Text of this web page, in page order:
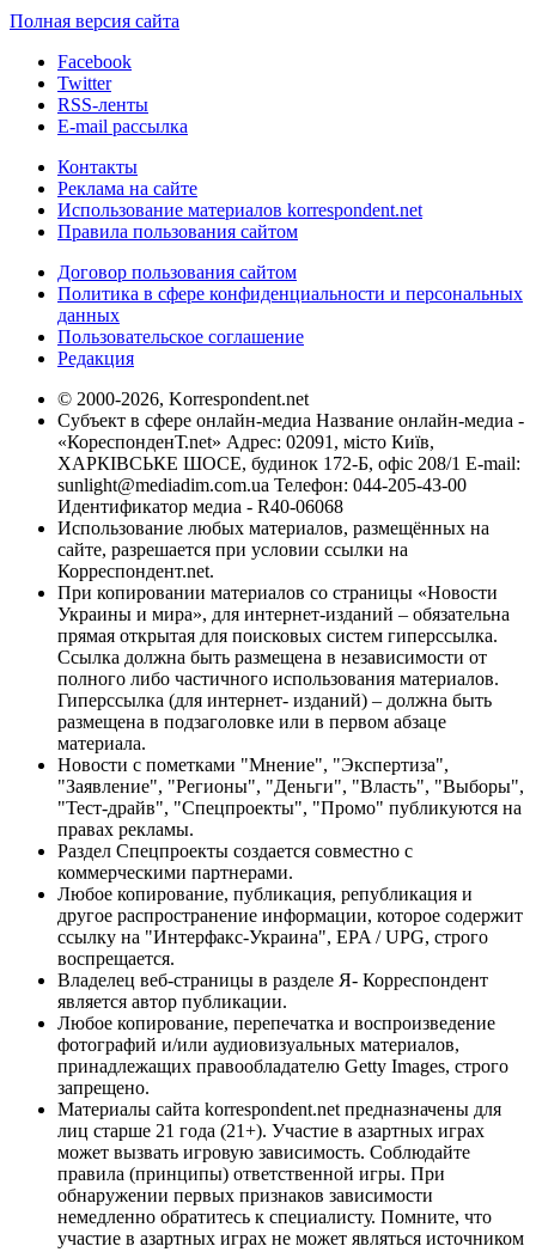
Полная версия сайта
Facebook
Twitter
RSS-ленты
E-mail рассылка
Контакты
Реклама на сайте
Использование материалов korrespondent.net
Правила пользования сайтом
Договор пользования сайтом
Политика в сфере конфиденциальности и персональных
данных
Пользовательское соглашение
Редакция
© 2000-2026, Korrespondent.net
Субъект в сфере онлайн-медиа Название онлайн-медиа -
«КореспонденТ.net» Адрес: 02091, місто Київ,
ХАРКІВСЬКЕ ШОСЕ, будинок 172-Б, офіс 208/1 E-mail:
sunlight@mediadim.com.ua Телефон: 044-205-43-00
Идентификатор медиа - R40-06068
Использование любых материалов, размещённых на
сайте, разрешается при условии ссылки на
Корреспондент.net.
При копировании материалов со страницы «Новости
Украины и мира», для интернет-изданий – обязательна
прямая открытая для поисковых систем гиперссылка.
Ссылка должна быть размещена в независимости от
полного либо частичного использования материалов.
Гиперссылка (для интернет- изданий) – должна быть
размещена в подзаголовке или в первом абзаце
материала.
Новости с пометками "Мнение", "Экспертиза",
"Заявление", "Регионы", "Деньги", "Власть", "Выборы",
"Тест-драйв", "Спецпроекты", "Промо" публикуются на
правах рекламы.
Раздел Спецпроекты создается совместно с
коммерческими партнерами.
Любое копирование, публикация, републикация и
другое распространение информации, которое содержит
ссылку на "Интерфакс-Украина", EPA / UPG, строго
воспрещается.
Владелец веб-страницы в разделе Я- Корреспондент
является автор публикации.
Любое копирование, перепечатка и воспроизведение
фотографий и/или аудиовизуальных материалов,
принадлежащих правообладателю Getty Images, строго
запрещено.
Материалы сайта korrespondent.net предназначены для
лиц старше 21 года (21+). Участие в азартных играх
может вызвать игровую зависимость. Соблюдайте
правила (принципы) ответственной игры. При
обнаружении первых признаков зависимости
немедленно обратитесь к специалисту. Помните, что
участие в азартных играх не может являться источником